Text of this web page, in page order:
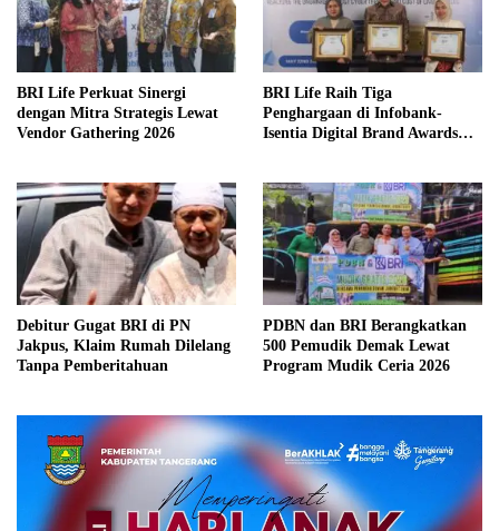
BRI Life Perkuat Sinergi
dengan Mitra Strategis Lewat
Vendor Gathering 2026
BRI Life Raih Tiga
Penghargaan di Infobank-
Isentia Digital Brand Awards
Debitur Gugat BRI di PN
Jakpus, Klaim Rumah Dilelang
Tanpa Pemberitahuan
PDBN dan BRI Berangkatkan
500 Pemudik Demak Lewat
Program Mudik Ceria 2026